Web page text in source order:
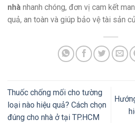
nhà nhanh chóng, đơn vị cam kết
quả, an toàn và giúp bảo vệ tài sản
Thuốc chống mối cho tường
loại nào hiệu quả? Cách chọn
đúng cho nhà ở tại TP.HCM